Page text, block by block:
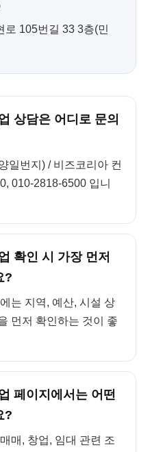
로 105번길 33 3층(민
상담은 어디로 문의
일번지) / 비즈코리아 컨
010-2818-6500 입니
확인 시 가장 먼저
?
는 지역, 예산, 시설 상
먼저 확인하는 것이 좋
페이지에서는 어떤
?
매, 창업, 임대 관련 조